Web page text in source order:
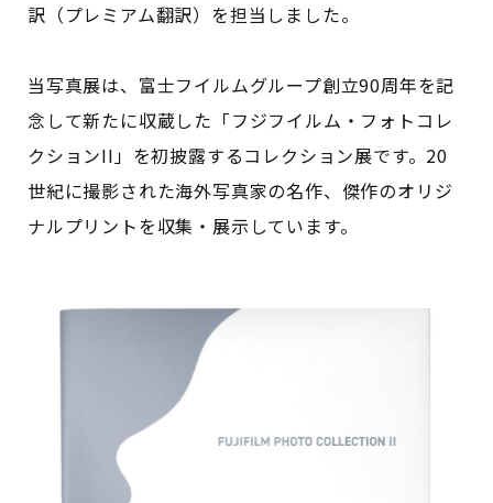
訳（プレミアム翻訳）を担当しました。
当写真展は、富士フイルムグループ創立90周年を記
念して新たに収蔵した「フジフイルム・フォトコレ
クションII」を初披露するコレクション展です。20
世紀に撮影された海外写真家の名作、傑作のオリジ
ナルプリントを収集・展示しています。